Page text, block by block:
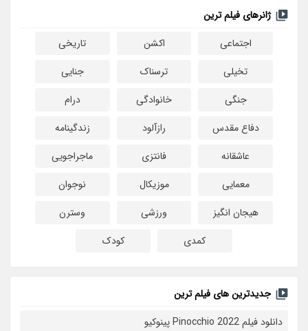
ژانرهای فیلم ترین
اجتماعی
اکشن
تاریخی
تخیلی
ترسناک
جنایی
جنگی
خانوادگی
درام
دفاع مقدس
رازآلود
زندگینامه
عاشقانه
فانتزی
ماجراجویی
معمایی
موزیکال
نوجوان
هیجان انگیز
ورزشی
وسترن
کمدی
کودک
جدیدترین های فیلم ترین
دانلود فیلم Pinocchio 2022 پینوکیو